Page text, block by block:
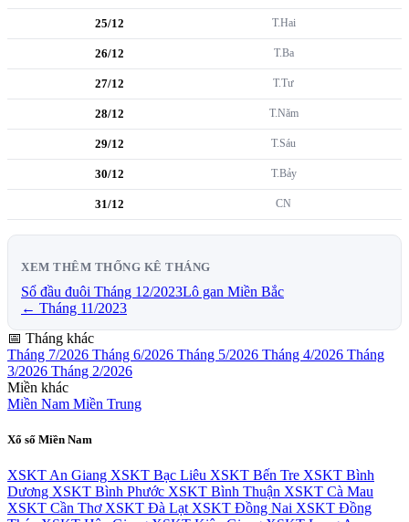
25/12 T.Hai
26/12 T.Ba
27/12 T.Tư
28/12 T.Năm
29/12 T.Sáu
30/12 T.Bảy
31/12 CN
XEM THÊM THỐNG KÊ THÁNG
Sổ đầu đuôi Tháng 12/2023Lô gan Miền Bắc
← Tháng 11/2023
📅 Tháng khác
Tháng 7/2026 Tháng 6/2026 Tháng 5/2026 Tháng 4/2026 Tháng
3/2026 Tháng 2/2026
Miền khác
Miền Nam Miền Trung
Xổ số Miền Nam
XSKT An Giang XSKT Bạc Liêu XSKT Bến Tre XSKT Bình
Dương XSKT Bình Phước XSKT Bình Thuận XSKT Cà Mau
XSKT Cần Thơ XSKT Đà Lạt XSKT Đồng Nai XSKT Đồng